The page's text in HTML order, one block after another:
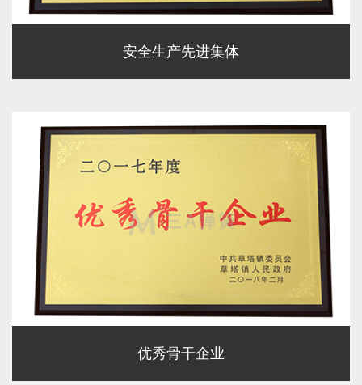
安全生产先进集体
优秀骨干企业